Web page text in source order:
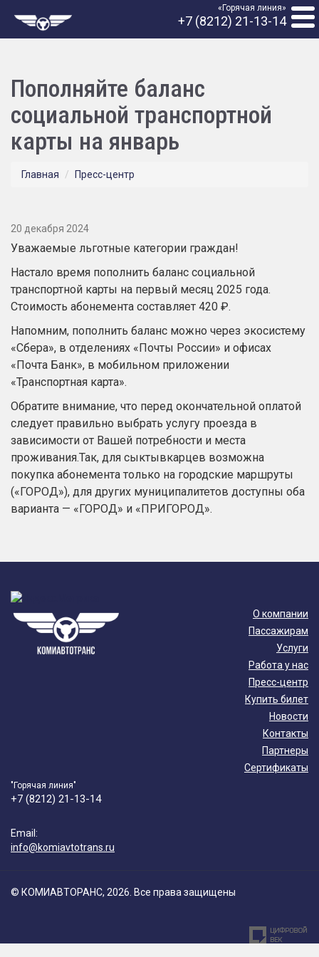
«Горячая линия»
+7 (8212) 21-13-14
Пополняйте баланс
социальной транспортной
карты на январь
Главная Пресс-центр
20 декабря 2024
Уважаемые льготные категории граждан!
Настало время пополнить баланс социальной
транспортной карты на первый месяц 2025 года.
Стоимость абонемента составляет 420 ₽.
Напомним, пополнить баланс можно через экосистему
«Сбера», в отделениях «Почты России» и офисах
«Почта Банк», в мобильном приложении
«Транспортная карта».
Обратите внимание, что перед окончательной оплатой
следует правильно выбрать услугу проезда в
зависимости от Вашей потребности и места
проживания.Так, для сыктывкарцев возможна
покупка абонемента только на городские маршруты
(«ГОРОД»), для других муниципалитетов доступны оба
варианта — «ГОРОД» и «ПРИГОРОД».
О компании
Пассажирам
Услуги
Работа у нас
Пресс-центр
Купить билет
Новости
Контакты
Партнеры
Сертификаты
"Горячая линия"
+7 (8212) 21-13-14
Email:
info@komiavtotrans.ru
© КОМИАВТОРАНС, 2026. Все права защищены